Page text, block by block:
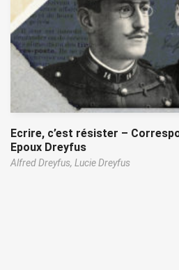
Ecrire, c’est résister –
Epoux Dreyfus
Alfred Dreyfus, Lucie Dreyfus